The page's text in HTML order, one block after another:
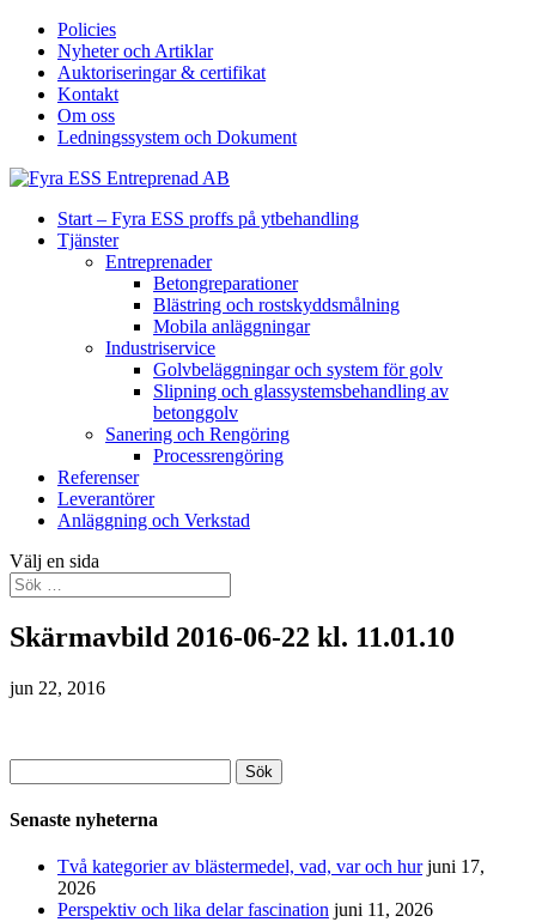
Policies
Nyheter och Artiklar
Auktoriseringar & certifikat
Kontakt
Om oss
Ledningssystem och Dokument
Start – Fyra ESS proffs på ytbehandling
Tjänster
Entreprenader
Betongreparationer
Blästring och rostskyddsmålning
Mobila anläggningar
Industriservice
Golvbeläggningar och system för golv
Slipning och glassystemsbehandling av
betonggolv
Sanering och Rengöring
Processrengöring
Referenser
Leverantörer
Anläggning och Verkstad
Välj en sida
Skärmavbild 2016-06-22 kl. 11.01.10
jun 22, 2016
efter:
Senaste nyheterna
Två kategorier av blästermedel, vad, var och hur juni 17,
2026
Perspektiv och lika delar fascination juni 11, 2026